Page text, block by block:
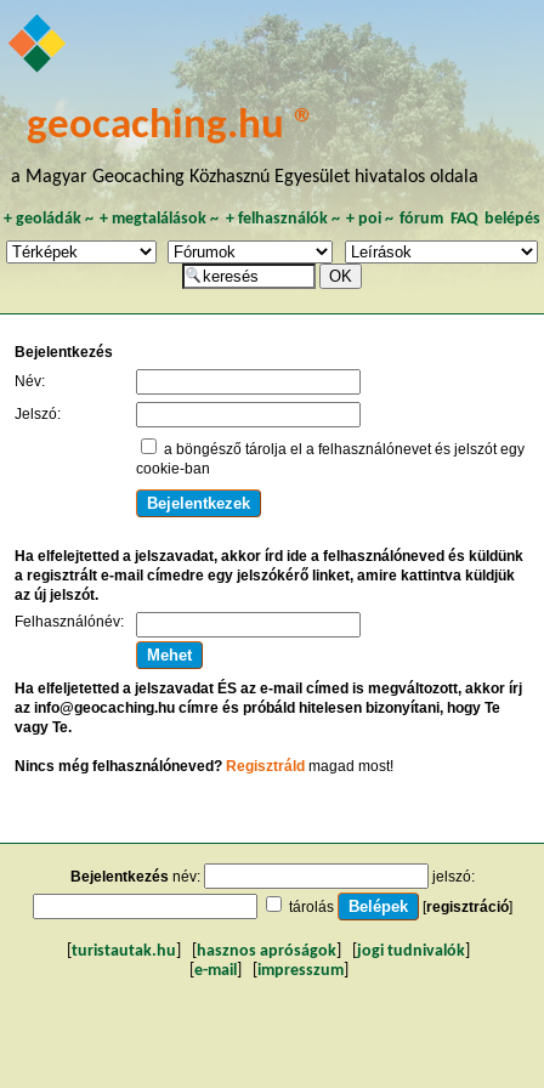
geocaching.hu ®
a Magyar Geocaching Közhasznú Egyesület hivatalos oldala
+ geoládák~ +megtalálások ~ + felhasználók~ + poi~ fórum FAQ belépés
Bejelentkezés
Név:
Jelszó:
a böngésző tárolja el a felhasználónevet és jelszót egy
cookie-ban
Ha elfelejtetted a jelszavadat, akkor írd ide a felhasználóneved és küldünk
a regisztrált e-mail címedre egy jelszókérő linket, amire kattintva küldjük
az új jelszót.
Felhasználónév:
Ha elfeljetetted a jelszavadat ÉS az e-mail címed is megváltozott, akkor írj
az info@geocaching.hu címre és próbáld hitelesen bizonyítani, hogy Te
vagy Te.
Nincs még felhasználóneved? Regisztráldmagad most!
Bejelentkezés név:
jelszó:
tárolás
[regisztráció]
turistautak.hu hasznos apróságok jogi tudnivalók
e-mail impresszum]